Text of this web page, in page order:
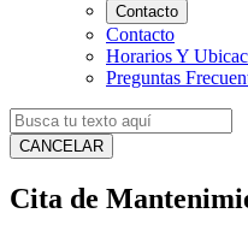
Contacto
Contacto
Horarios Y
Preguntas
CANCELAR
Cita de